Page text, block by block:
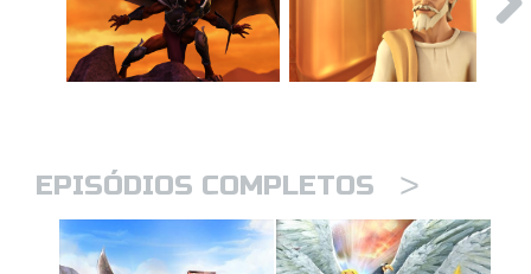
EPISÓDIOS COMPLETOS >